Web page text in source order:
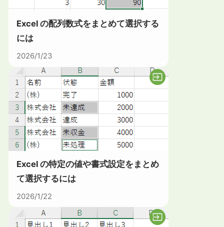
Excel の配列数式をまとめて選択する
には
2026/1/23
Excel の特定の値や書式設定をまとめ
て選択するには
2026/1/22